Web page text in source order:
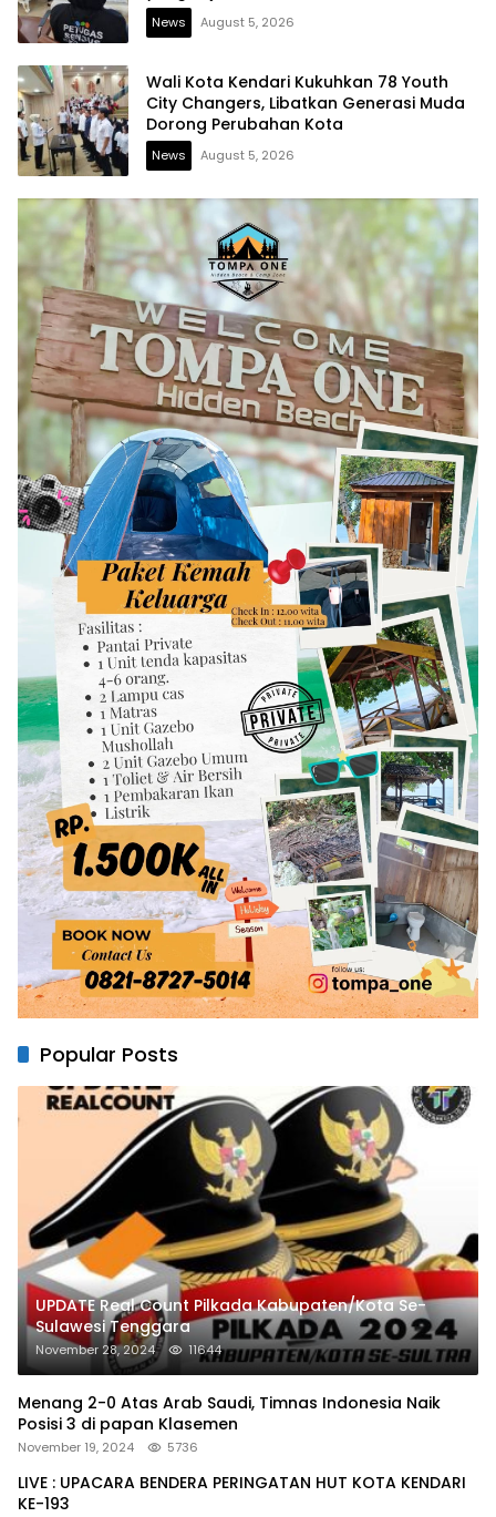
News August 5, 2026
Wali Kota Kendari Kukuhkan 78 Youth
City Changers, Libatkan Generasi Muda
Dorong Perubahan Kota
News August 5, 2026
Popular Posts
UPDATE Real Count Pilkada Kabupaten/Kota Se-
Sulawesi Tenggara
November 28, 2024 11644
Menang 2-0 Atas Arab Saudi, Timnas Indonesia Naik
Posisi 3 di papan Klasemen
November 19, 2024 5736
LIVE : UPACARA BENDERA PERINGATAN HUT KOTA KENDARI
KE-193